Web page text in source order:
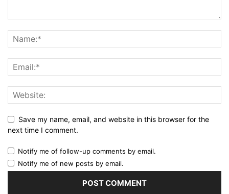
Save my name, email, and website in this browser for the
next time I comment.
Notify me of follow-up comments by email.
Notify me of new posts by email.